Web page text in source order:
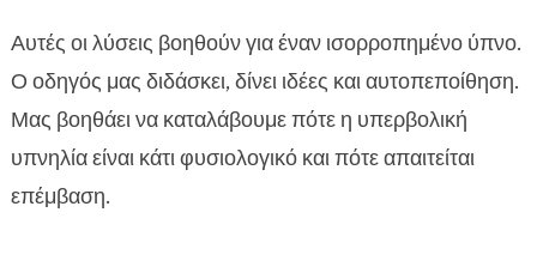
Αυτές οι λύσεις βοηθούν για έναν ισορροπημένο ύπνο.
Ο οδηγός μας διδάσκει, δίνει ιδέες και αυτοπεποίθηση.
Μας βοηθάει να καταλάβουμε πότε η υπερβολική
υπνηλία είναι κάτι φυσιολογικό και πότε απαιτείται
επέμβαση.